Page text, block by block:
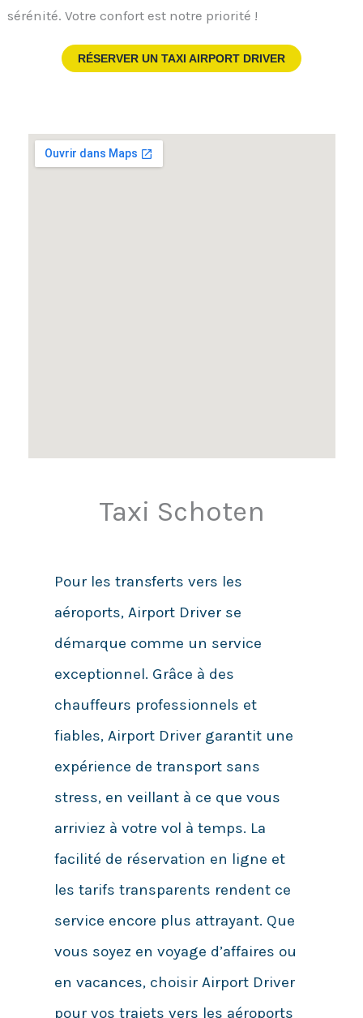
sérénité. Votre confort est notre priorité !
RÉSERVER UN TAXI AIRPORT DRIVER
Taxi Schoten
Pour les transferts vers les
aéroports, Airport Driver se
démarque comme un service
exceptionnel. Grâce à des
chauffeurs professionnels et
fiables, Airport Driver garantit une
expérience de transport sans
stress, en veillant à ce que vous
arriviez à votre vol à temps. La
facilité de réservation en ligne et
les tarifs transparents rendent ce
service encore plus attrayant. Que
vous soyez en voyage d’affaires ou
en vacances, choisir Airport Driver
pour vos trajets vers les aéroports